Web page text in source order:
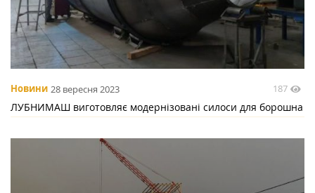
Новини 28 вересня 2023 187
ЛУБНИМАШ виготовляє модернізовані силоси для борошна